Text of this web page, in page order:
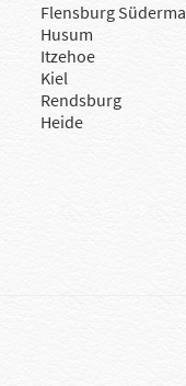
Flensburg
Husum
Itzehoe
Kiel
Rendsburg
Heide